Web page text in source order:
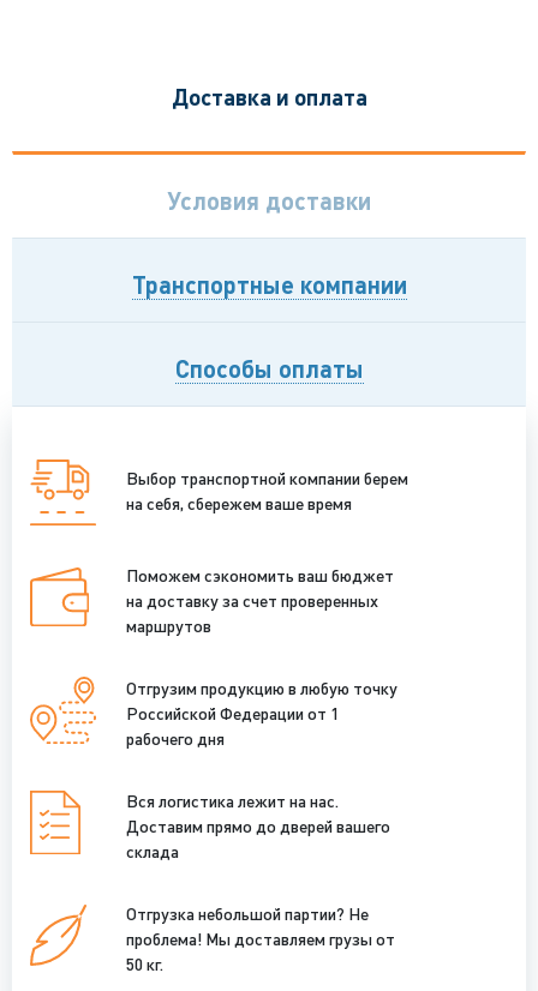
Доставка и оплата
Условия доставки
Транспортные компании
Способы оплаты
Выбор транспортной компании берем
на себя, сбережем ваше время
Поможем сэкономить ваш бюджет
на доставку за счет проверенных
маршрутов
Отгрузим продукцию в любую точку
Российской Федерации от 1
рабочего дня
Вся логистика лежит на нас.
Доставим прямо до дверей вашего
склада
Отгрузка небольшой партии? Не
проблема! Мы доставляем грузы от
50 кг.